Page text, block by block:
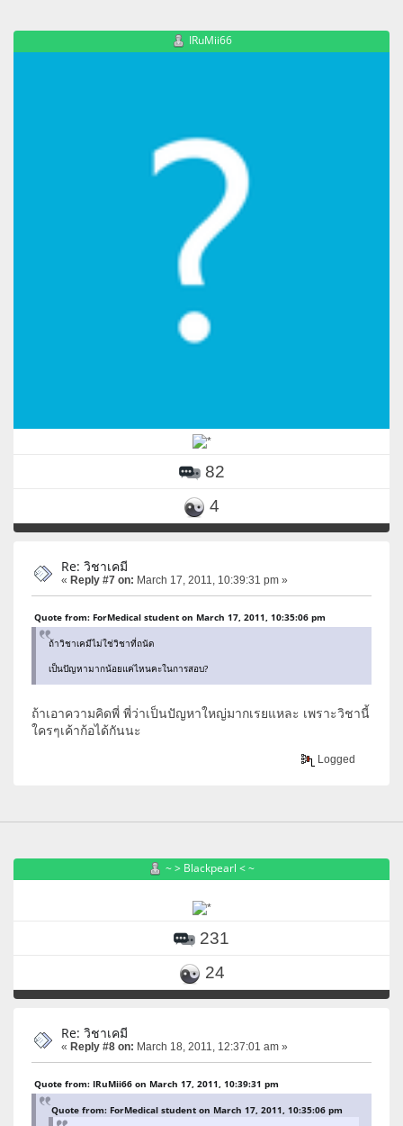
IRuMii66
82
4
Re: วิชาเคมี
« Reply #7 on: March 17, 2011, 10:39:31 pm »
Quote from: ForMedical student on March 17, 2011, 10:35:06 pm
ถ้าวิชาเคมีไม่ใช่วิชาที่ถนัด
เป็นปัญหามากน้อยแค่ไหนคะในการสอบ?
ถ้าเอาความคิดพี่ พี่ว่าเป็นปัญหาใหญ่มากเรยแหละ เพราะวิชานี้
ใครๆเค้าก้อได้กันนะ
Logged
~ > Blackpearl < ~
231
24
Re: วิชาเคมี
« Reply #8 on: March 18, 2011, 12:37:01 am »
Quote from: IRuMii66 on March 17, 2011, 10:39:31 pm
Quote from: ForMedical student on March 17, 2011, 10:35:06 pm